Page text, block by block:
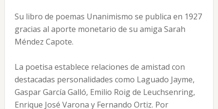
Su libro de poemas Unanimismo se publica en 1927
gracias al aporte monetario de su amiga Sarah
Méndez Capote.
La poetisa establece relaciones de amistad con
destacadas personalidades como Laguado Jayme,
Gaspar García Galló, Emilio Roig de Leuchsenring,
Enrique José Varona y Fernando Ortiz. Por